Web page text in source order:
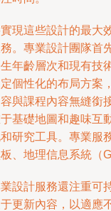
現這些設計的最大
。專業設計團隊首
年齡層次和現有技
個性化的布局方案
與課程內容無縫銜
基礎地圖和趣味互
研究工具。專業服
、地理信息系統（
設計服務還注重可
更新內容，以適應